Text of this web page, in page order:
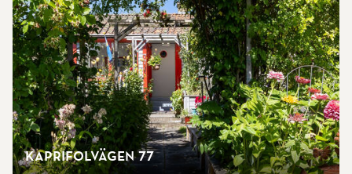
Kaprifolvägen 77